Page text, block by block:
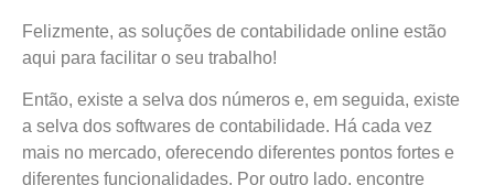
Felizmente, as soluções de contabilidade online estão
aqui para facilitar o seu trabalho!
Então, existe a selva dos números e, em seguida, existe
a selva dos softwares de contabilidade. Há cada vez
mais no mercado, oferecendo diferentes pontos fortes e
diferentes funcionalidades. Por outro lado, encontre